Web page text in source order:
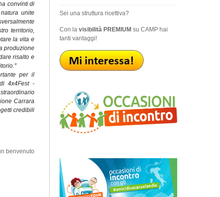
convinti di
natura unite
territorio,
la vita e
produzione
risalto e
per il
4x4Fest -
Carrara
credibili
benvenuto
Sei una struttura ricettiva?
Con la visibilità PREMIUMsu CAMP hai
tanti vantaggi!